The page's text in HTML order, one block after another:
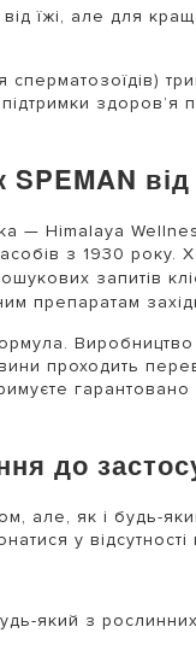
їжі, але для
здоров’я
Himalaya
з 1930 року.
запитів
препаратам
проходить
гарантовано
до
але, як і будь-
у
який з